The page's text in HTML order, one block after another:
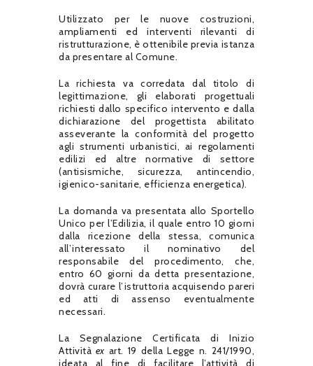
Utilizzato per le nuove costruzioni,
ampliamenti ed interventi rilevanti di
ristrutturazione, è ottenibile previa istanza
da presentare al Comune.
La richiesta va corredata dal titolo di
legittimazione, gli elaborati progettuali
richiesti dallo specifico intervento e dalla
dichiarazione del progettista abilitato
asseverante la conformità del progetto
agli strumenti urbanistici, ai regolamenti
edilizi ed altre normative di settore
(antisismiche, sicurezza, antincendio,
igienico-sanitarie, efficienza energetica).
La domanda va presentata allo Sportello
Unico per l’Edilizia, il quale entro 10 giorni
dalla ricezione della stessa, comunica
all’interessato il nominativo del
responsabile del procedimento, che,
entro 60 giorni da detta presentazione,
dovrà curare l’istruttoria acquisendo pareri
ed atti di assenso eventualmente
necessari.
La Segnalazione Certificata di Inizio
Attività ex art. 19 della Legge n. 241/1990,